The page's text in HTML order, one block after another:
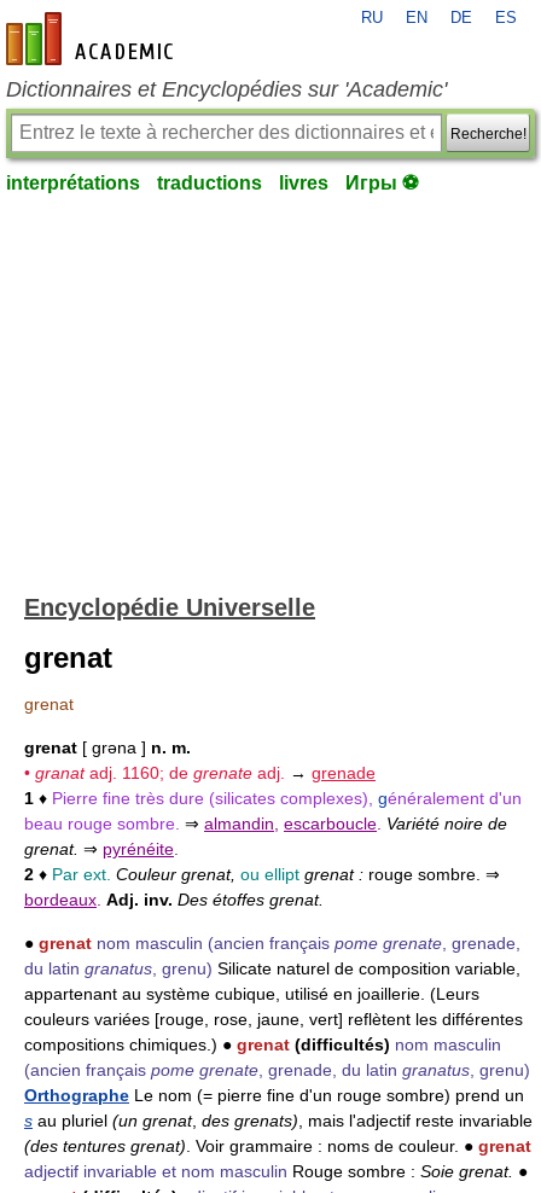
fr-academic.com
RU EN DE ES
Dictionnaires et Encyclopédies sur 'Academic'
Recherche!
interprétations traductions livres Игры ⚽
Encyclopédie Universelle
grenat
grenat
grenat [ grəna ] n. m.
• granatadj. 1160; de grenate adj. → grenade
1 ♦ Pierre fine très dure (silicates complexes), généralement d'un
beau rouge sombre. ⇒ almandin escarboucle Variété noire de
grenat. ⇒ pyrénéite
2 ♦ Par ext. Couleur grenat, ou ellipt grenat : rouge sombre. ⇒
bordeaux Adj. inv. Des étoffes grenat.
● grenat nom masculin (ancien français pome grenate , grenade,
du latin granatus , grenu) Silicate naturel de composition variable,
appartenant au système cubique, utilisé en joaillerie. (Leurs
couleurs variées [rouge, rose, jaune, vert] reflètent les différentes
compositions chimiques.) ● grenat (difficultés) nom masculin
(ancien français pome grenate , grenade, du latin granatus , grenu)
Orthographe Le nom (= pierre fine d'un rouge sombre) prend un
s au pluriel (un grenat, des grenats) , mais l'adjectif reste invariable
(des tentures grenat) . Voir grammaire : noms de couleur. ● grenat
adjectif invariable et nom masculin Rouge sombre : Soie grenat. ●